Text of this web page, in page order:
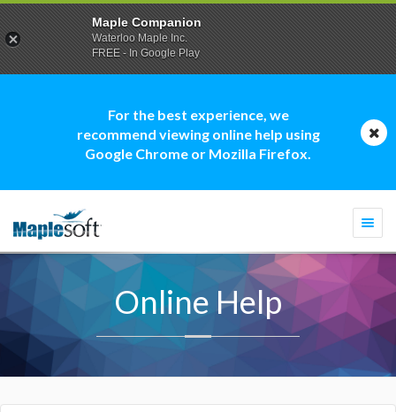
For the best experience, we
recommend viewing online help using
Google Chrome or Mozilla Firefox.
Online Help
Maple Companion
Waterloo Maple Inc.
FREE - In Google Play